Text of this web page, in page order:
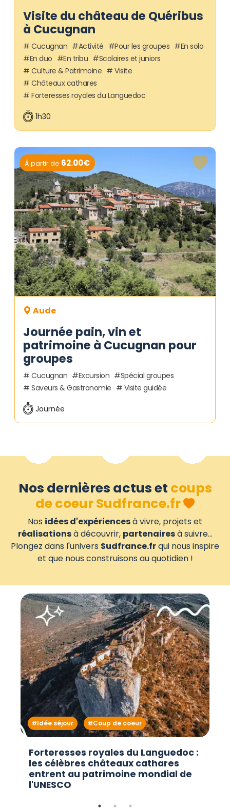
Visite du château de Quéribus
à Cucugnan
Cucugnan Activité Pour les groupes
En solo
En duo
En tribu
Scolaires et juniors
Culture & Patrimoine
Visite
Châteaux cathares
Forteresses royales du Languedoc
1h30
Journée pain, vin et
patrimoine à Cucugnan pour
groupes
Aude
À partir de 62.00€
Cucugnan Excursion
Spécial groupes
Saveurs & Gastronomie
Visite guidée
Journée
Nos dernières actus et coups
de coeur Sudfrance.fr
Nos idées d'expériencesà vivre, projets et
réalisationsà découvrir, partenairesà suivre...
Plongez dans l'univers Sudfrance.frqui nous inspire
et que nous construisons au quotidien !
Forteresses royales du Languedoc :
les célèbres châteaux cathares
entrent au patrimoine mondial de
l'UNESCO
Idée séjour Coup de coeur